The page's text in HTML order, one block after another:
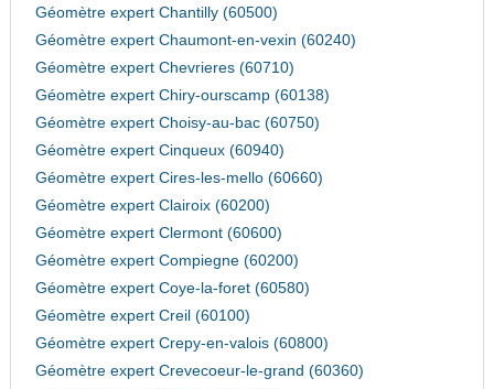
Géomètre expert Chantilly (60500)
Géomètre expert Chaumont-en-vexin (60240)
Géomètre expert Chevrieres (60710)
Géomètre expert Chiry-ourscamp (60138)
Géomètre expert Choisy-au-bac (60750)
Géomètre expert Cinqueux (60940)
Géomètre expert Cires-les-mello (60660)
Géomètre expert Clairoix (60200)
Géomètre expert Clermont (60600)
Géomètre expert Compiegne (60200)
Géomètre expert Coye-la-foret (60580)
Géomètre expert Creil (60100)
Géomètre expert Crepy-en-valois (60800)
Géomètre expert Crevecoeur-le-grand (60360)